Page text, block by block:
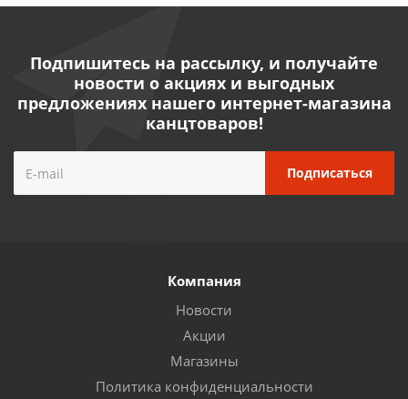
Подпишитесь на рассылку, и получайте
новости о акциях и выгодных
предложениях нашего интернет-магазина
канцтоваров!
Компания
Новости
Акции
Магазины
Политика конфиденциальности